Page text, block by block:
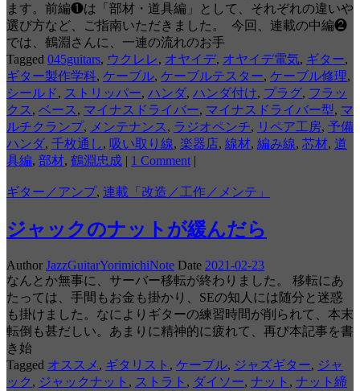
ます。前編❶は「部材・道具編」として、それぞれの違いや
選び方など、ご指南いただきました。 今回、連載の中編❷
では、鶴淵さんに、一連の流れのお手
Tagged 045guitars, ウクレレ, オヤイデ, オヤイデ電気, ギター,
ギター製作学科, ケーブル, ケーブルテスター, ケーブル修理,
シールド, ストリッパー, ハンダ, ハンダ付け, プラグ, フラッ
クス , ベース , マイナスドライバー, マイナスドライバー型, マ
ルチクランプ, メンテナンス , ラジオペンチ, リペア工房, 予備
ハンダ, 千枚通し, 吸い取り線, 楽器店, 線材, 編み線, 芯材, 道
具編, 部材, 鶴淵忠成 | 1 Comment |
ギター／アンプ, 連載「改造／工作／メンテ」
ジャックのナットが緩んだら
Author JazzGuitarYorimichiNote Date 2021-02-23
なんとか無事に、サーバー移転が終わりました。 移転にあ
たっては、手間もお金も掛かり、SEの知人には随分と迷惑
も掛けました。なによりギターの練習時間が削られて、本末
転倒も甚だしい。あまりに精神的に疲れて、再び本記事を書
き始
Tagged オススメ , ギタリスト , ケーブル, ジャズギター, ジャ
ック , ジャックナット , ストラト , ダイソー, ナット , ナット締